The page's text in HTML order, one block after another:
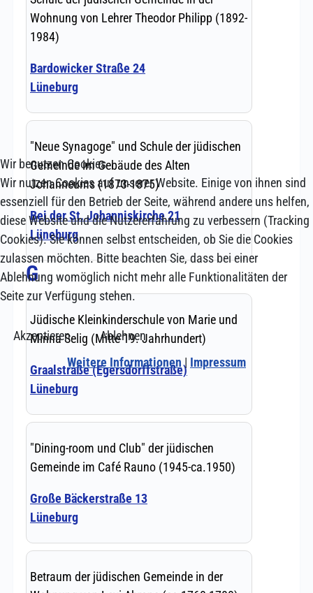
Wir benutzen Cookies
Wir nutzen Cookies auf unserer Website. Einige von ihnen sind
essenziell für den Betrieb der Seite, während andere uns helfen,
diese Website und die Nutzererfahrung zu verbessern (Tracking
Cookies). Sie können selbst entscheiden, ob Sie die Cookies
zulassen möchten. Bitte beachten Sie, dass bei einer
Ablehnung womöglich nicht mehr alle Funktionalitäten der
Seite zur Verfügung stehen.
Akzeptieren
Ablehnen
Weitere Informationen| Impressum